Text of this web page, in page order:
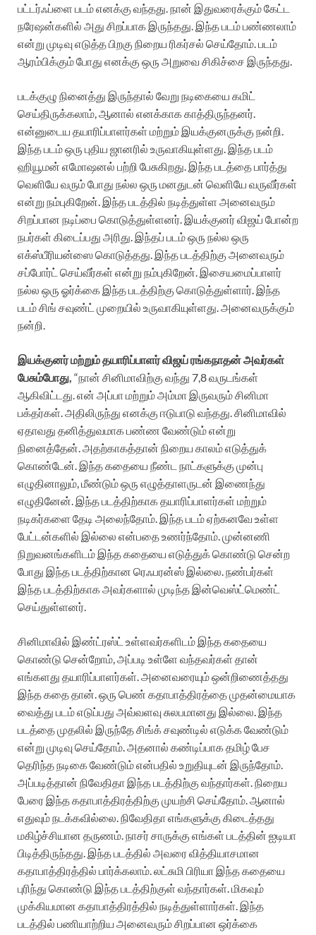
பட்டர்ஃப்ளை படம் எனக்கு வந்தது. நான் இதுவரைக்கும் கேட்ட
நரேஷன்களில் அது சிறப்பாக இருந்தது. இந்த படம் பண்ணலாம்
என்று முடிவு எடுத்த பிறகு நிறைய ரிகர்சல் செய்தோம். படம்
ஆரம்பிக்கும் போது எனக்கு ஒரு அறுவை சிகிச்சை இருந்தது.
படக்குழு நினைத்து இருந்தால் வேறு நடிகையை கமிட்
செய்திருக்கலாம், ஆனால் எனக்காக காத்திருந்தனர்.
என்னுடைய தயாரிப்பாளர்கள் மற்றும் இயக்குனருக்கு நன்றி.
இந்த படம் ஒரு புதிய ஜானரில் உருவாகியுள்ளது. இந்த படம்
ஹியூமன் எமோஷனல் பற்றி பேசுகிறது. இந்த படத்தை பார்த்து
வெளியே வரும் போது நல்ல ஒரு மனதுடன் வெளியே வருவீர்கள்
என்று நம்புகிறேன். இந்த படத்தில் நடித்துள்ள அனைவரும்
சிறப்பான நடிப்பை கொடுத்துள்ளனர். இயக்குனர் விஜய் போன்ற
நபர்கள் கிடைப்பது அரிது. இந்தப் படம் ஒரு நல்ல ஒரு
எக்ஸ்பீரியன்ஸை கொடுத்தது. இந்த படத்திற்கு அனைவரும்
சப்போர்ட் செய்வீர்கள் என்று நம்புகிறேன். இசையமைப்பாளர்
நல்ல ஒரு ஓர்க்கை இந்த படத்திற்கு கொடுத்துள்ளார். இந்த
படம் சிங் சவுண்ட் முறையில் உருவாகியுள்ளது. அனைவருக்கும்
நன்றி.
இயக்குனர் மற்றும் தயாரிப்பாளர் விஜய் ரங்கநாதன் அவர்கள்
பேசும்போது, “நான் சினிமாவிற்கு வந்து 7,8 வருடங்கள்
ஆகிவிட்டது. என் அப்பா மற்றும் அம்மா இருவரும் சினிமா
பக்தர்கள். அதிலிருந்து எனக்கு ஈடுபாடு வந்தது. சினிமாவில்
ஏதாவது தனித்துவமாக பண்ண வேண்டும் என்று
நினைத்தேன். அதற்காகத்தான் நிறைய காலம் எடுத்துக்
கொண்டேன். இந்த கதையை நீண்ட நாட்களுக்கு முன்பு
எழுதினாலும், மீண்டும் ஒரு எழுத்தாளருடன் இணைந்து
எழுதினேன். இந்த படத்திற்காக தயாரிப்பாளர்கள் மற்றும்
நடிகர்களை தேடி அலைந்தோம். இந்த படம் ஏற்கனவே உள்ள
பேட்டன்களில் இல்லை என்பதை உணர்ந்தோம். முன்னணி
நிறுவனங்களிடம் இந்த கதையை எடுத்துக் கொண்டு சென்ற
போது இந்த படத்திற்கான ரெஃபரன்ஸ் இல்லை. நண்பர்கள்
இந்த படத்திற்காக அவர்களால் முடிந்த இன்வெஸ்ட்மெண்ட்
செய்துள்ளனர்.
சினிமாவில் இண்ட்ரஸ்ட் உள்ளவர்களிடம் இந்த கதையை
கொண்டு சென்றோம், அப்படி உள்ளே வந்தவர்கள் தான்
எங்களது தயாரிப்பாளர்கள். அனைவரையும் ஒன்றிணைத்தது
இந்த கதை தான். ஒரு பெண் கதாபாத்திரத்தை முதன்மையாக
வைத்து படம் எடுப்பது அவ்வளவு சுலபமானது இல்லை. இந்த
படத்தை முதலில் இருந்தே சிங்க் சவுண்டில் எடுக்க வேண்டும்
என்று முடிவு செய்தோம். அதனால் கண்டிப்பாக தமிழ் பேச
தெரிந்த நடிகை வேண்டும் என்பதில் உறுதியுடன் இருந்தோம்.
அப்படித்தான் நிவேதிதா இந்த படத்திற்கு வந்தார்கள். நிறைய
பேரை இந்த கதாபாத்திரத்திற்கு முயற்சி செய்தோம். ஆனால்
எதுவும் நடக்கவில்லை. நிவேதிதா எங்களுக்கு கிடைத்தது
மகிழ்ச்சியான தருணம். நாசர் சாருக்கு எங்கள் படத்தின் ஐடியா
பிடித்திருந்தது. இந்த படத்தில் அவரை வித்தியாசமான
கதாபாத்திரத்தில் பார்க்கலாம். லட்சுமி பிரியா இந்த கதையை
புரிந்து கொண்டு இந்த படத்திற்குள் வந்தார்கள். மிகவும்
முக்கியமான கதாபாத்திரத்தில் நடித்துள்ளார்கள். இந்த
படத்தில் பணியாற்றிய அனைவரும் சிறப்பான ஒர்க்கை